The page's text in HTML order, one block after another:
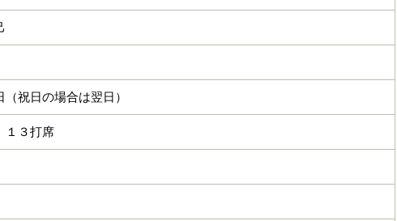
祝日の場合は翌日）
３打席